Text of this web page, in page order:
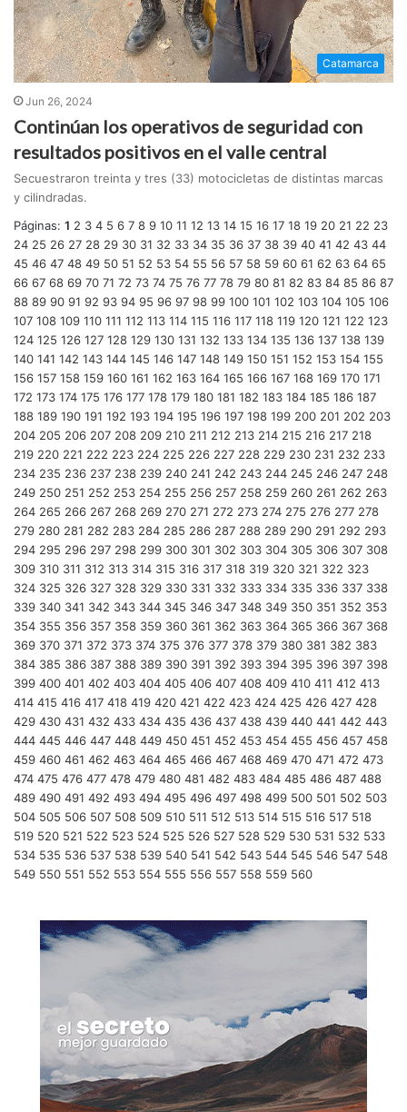
Catamarca
Jun 26, 2024
Continúan los operativos de seguridad con
resultados positivos en el valle central
Secuestraron treinta y tres (33) motocicletas de distintas marcas
y cilindradas.
Páginas: 1 2 3 4 5 6 7 8 9 10 11 12 13 14 15 16 17 18 19 20 21 22 23
24 25 26 27 28 29 30 31 32 33 34 35 36 37 38 39 40 41 42 43 44
45 46 47 48 49 50 51 52 53 54 55 56 57 58 59 60 61 62 63 64 65
66 67 68 69 70 71 72 73 74 75 76 77 78 79 80 81 82 83 84 85 86 87
88 89 90 91 92 93 94 95 96 97 98 99 100 101 102 103 104 105 106
107 108 109 110 111 112 113 114 115 116 117 118 119 120 121 122 123
124 125 126 127 128 129 130 131 132 133 134 135 136 137 138 139
140 141 142 143 144 145 146 147 148 149 150 151 152 153 154 155
156 157 158 159 160 161 162 163 164 165 166 167 168 169 170 171
172 173 174 175 176 177 178 179 180 181 182 183 184 185 186 187
188 189 190 191 192 193 194 195 196 197 198 199 200 201 202 203
204 205 206 207 208 209 210 211 212 213 214 215 216 217 218
219 220 221 222 223 224 225 226 227 228 229 230 231 232 233
234 235 236 237 238 239 240 241 242 243 244 245 246 247 248
249 250 251 252 253 254 255 256 257 258 259 260 261 262 263
264 265 266 267 268 269 270 271 272 273 274 275 276 277 278
279 280 281 282 283 284 285 286 287 288 289 290 291 292 293
294 295 296 297 298 299 300 301 302 303 304 305 306 307 308
309 310 311 312 313 314 315 316 317 318 319 320 321 322 323
324 325 326 327 328 329 330 331 332 333 334 335 336 337 338
339 340 341 342 343 344 345 346 347 348 349 350 351 352 353
354 355 356 357 358 359 360 361 362 363 364 365 366 367 368
369 370 371 372 373 374 375 376 377 378 379 380 381 382 383
384 385 386 387 388 389 390 391 392 393 394 395 396 397 398
399 400 401 402 403 404 405 406 407 408 409 410 411 412 413
414 415 416 417 418 419 420 421 422 423 424 425 426 427 428
429 430 431 432 433 434 435 436 437 438 439 440 441 442 443
444 445 446 447 448 449 450 451 452 453 454 455 456 457 458
459 460 461 462 463 464 465 466 467 468 469 470 471 472 473
474 475 476 477 478 479 480 481 482 483 484 485 486 487 488
489 490 491 492 493 494 495 496 497 498 499 500 501 502 503
504 505 506 507 508 509 510 511 512 513 514 515 516 517 518
519 520 521 522 523 524 525 526 527 528 529 530 531 532 533
534 535 536 537 538 539 540 541 542 543 544 545 546 547 548
549 550 551 552 553 554 555 556 557 558 559 560